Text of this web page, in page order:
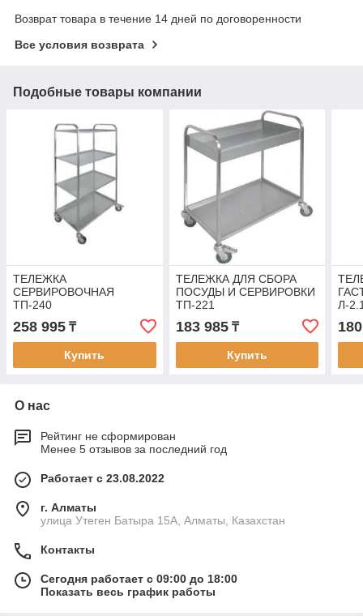
Возврат товара в течение 14 дней по договоренности
Все условия возврата
Подобные товары компании
ТЕЛЕЖКА
СЕРВИРОВОЧНАЯ
ТП-240
258 995 ₸
Купить
ТЕЛЕЖКА ДЛЯ СБОРА
ПОСУДЫ И СЕРВИРОВКИ
ТП-221
183 985₸
Купить
Л-
О нас
Рейтинг не сформирован
Менее 5 отзывов за последний год
Работает с 23.08.2022
г. Алматы
улица Утеген Батыра 15А, Алматы, Казахстан
Контакты
Сегодня работает с 09:00 до 18:00
Показать весь график работы